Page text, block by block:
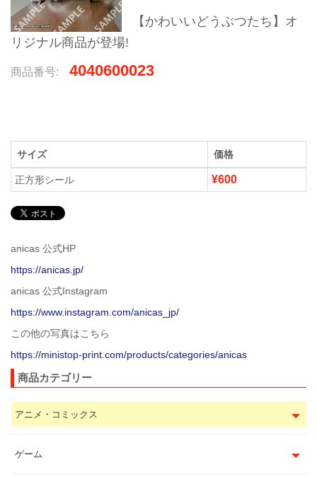
【かわいいどうぶつたち】オ
リジナル商品が登場!
商品番号: 4040600023
サイズ 価格
正方形シール ¥600
anicas 公式HP
https://anicas.jp/
anicas 公式Instagram
https://www.instagram.com/anicas_jp/
この他の写真はこちら
https://ministop-print.com/products/categories/anicas
商品カテゴリー
アニメ・コミックス
ゲーム